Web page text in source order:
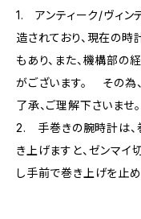
1. アンティーク/ヴィン
造されており、現在の
もあり、また、機構部の
がございます。 その為
了承、ご理解下さいませ。
2. 手巻きの腕時計は、
き上げますと、ゼンマイ
し手前で巻き上げを止め